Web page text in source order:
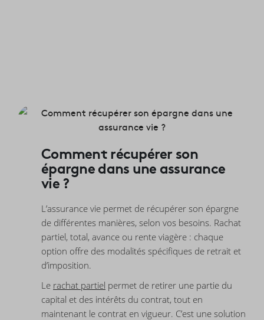
Comment récupérer son
épargne dans une assurance
vie ?
L’assurance vie permet de récupérer son épargne
de différentes manières, selon vos besoins. Rachat
partiel, total, avance ou rente viagère : chaque
option offre des modalités spécifiques de retrait et
d’imposition.
Le rachat partiel permet de retirer une partie du
capital et des intérêts du contrat, tout en
maintenant le contrat en vigueur. C’est une solution